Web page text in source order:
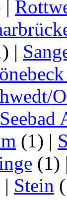
|
|
Seebad
(1) |
(1)
| Stein